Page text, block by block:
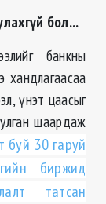
бол...
банкны
хандлагаасаа
үнэт цаасыг
шаардаж
буй 30 гаруй
биржид
татсан